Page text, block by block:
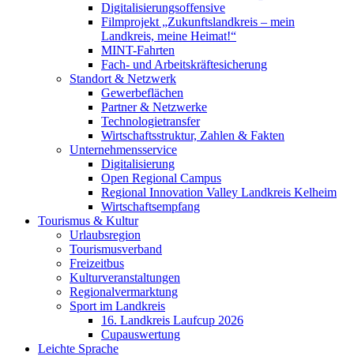
Digitalisierungsoffensive
Filmprojekt „Zukunftslandkreis – mein
Landkreis, meine Heimat!“
MINT-Fahrten
Fach- und Arbeitskräftesicherung
Standort & Netzwerk
Gewerbeflächen
Partner & Netzwerke
Technologietransfer
Wirtschaftsstruktur, Zahlen & Fakten
Unternehmensservice
Digitalisierung
Open Regional Campus
Regional Innovation Valley Landkreis Kelheim
Wirtschaftsempfang
Tourismus & Kultur
Urlaubsregion
Tourismusverband
Freizeitbus
Kulturveranstaltungen
Regionalvermarktung
Sport im Landkreis
16. Landkreis Laufcup 2026
Cupauswertung
Leichte Sprache